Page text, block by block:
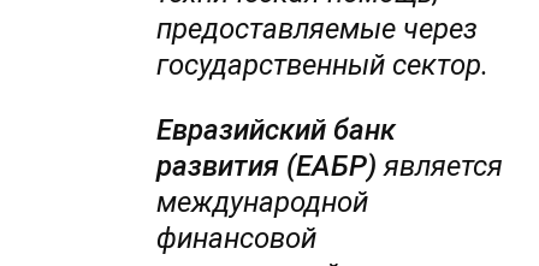
предоставляемые через
государственный сектор.
Евразийский банк
развития (ЕАБР) является
международной
финансовой